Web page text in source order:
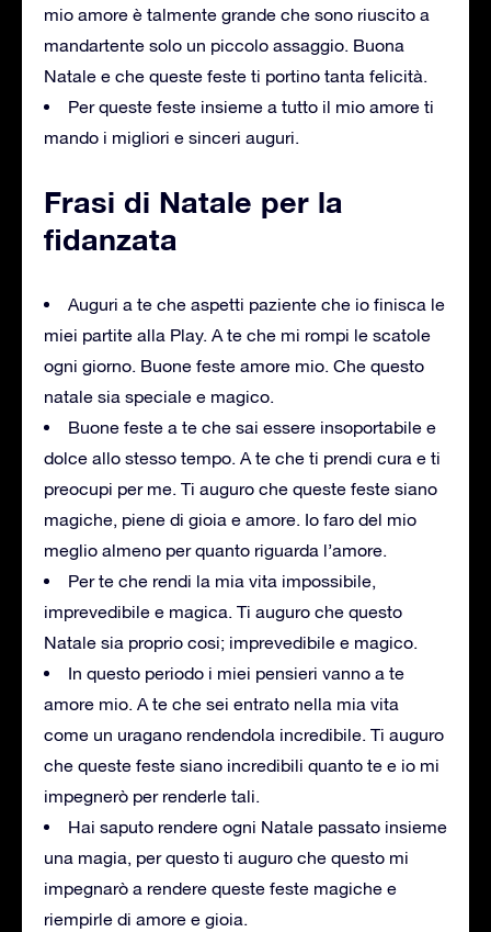
mio amore è talmente grande che sono riuscito a
mandartente solo un piccolo assaggio. Buona
Natale e che queste feste ti portino tanta felicità.
Per queste feste insieme a tutto il mio amore ti
mando i migliori e sinceri auguri.
Frasi di Natale per la
fidanzata
Auguri a te che aspetti paziente che io finisca le
miei partite alla Play. A te che mi rompi le scatole
ogni giorno. Buone feste amore mio. Che questo
natale sia speciale e magico.
Buone feste a te che sai essere insoportabile e
dolce allo stesso tempo. A te che ti prendi cura e ti
preocupi per me. Ti auguro che queste feste siano
magiche, piene di gioia e amore. Io faro del mio
meglio almeno per quanto riguarda l’amore.
Per te che rendi la mia vita impossibile,
imprevedibile e magica. Ti auguro che questo
Natale sia proprio cosi; imprevedibile e magico.
In questo periodo i miei pensieri vanno a te
amore mio. A te che sei entrato nella mia vita
come un uragano rendendola incredibile. Ti auguro
che queste feste siano incredibili quanto te e io mi
impegnerò per renderle tali.
Hai saputo rendere ogni Natale passato insieme
una magia, per questo ti auguro che questo mi
impegnarò a rendere queste feste magiche e
riempirle di amore e gioia.